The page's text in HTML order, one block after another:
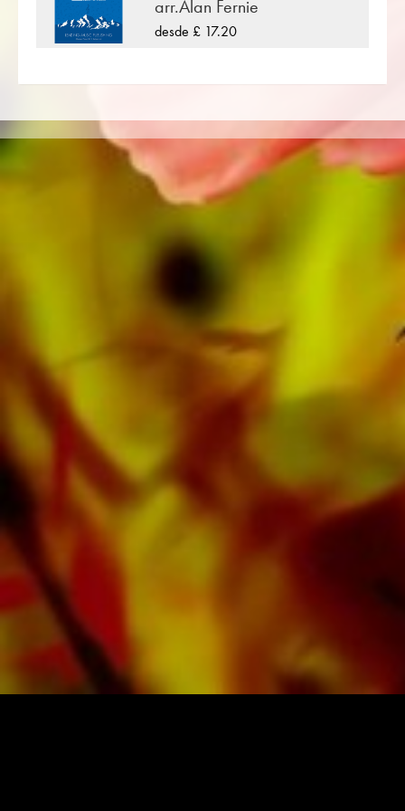
d’amour (Edward Elgar) • Le petit Nègre
(Claude Debussy) • Klavierkonzert Nr. 2 –
«Classics For Two» es un acuerdo de Joram
Bots. Puede encontrarlos en la tienda online de
Obrasso Partituras para Dúo para 2
instrumentos de viento metal con el artículo no.
18757 disponible. La partitura se clasifica en
Nivel de dificultad A/B (muy fácil – fácil).
para 2 instrumentos de viento metal se puede
encontrar utilizando la función de búsqueda
flexible.
Utilice la puntuación de prueba gratuita para
«Classics For Two» y obtenga una impresión
musical de las muestras de audio y videos
disponibles para el Partituras para Dúo para 2
instrumentos de viento metal pieza. Con la
función de búsqueda fácil de usar en la tienda
web de Obrasso, puede encontrar en unos
pocos pasos más partituras de Joram Bots por
Partituras para Dúo para 2 instrumentos de
viento metal. Para que pueda completar su
programa de conciertos, todas las partituras
se pueden mostrar con un clic en música
clásica en el Nivel de dificultad A/B (muy fácil
– fácil).
arr.Alan Fernie
desde £ 17.20